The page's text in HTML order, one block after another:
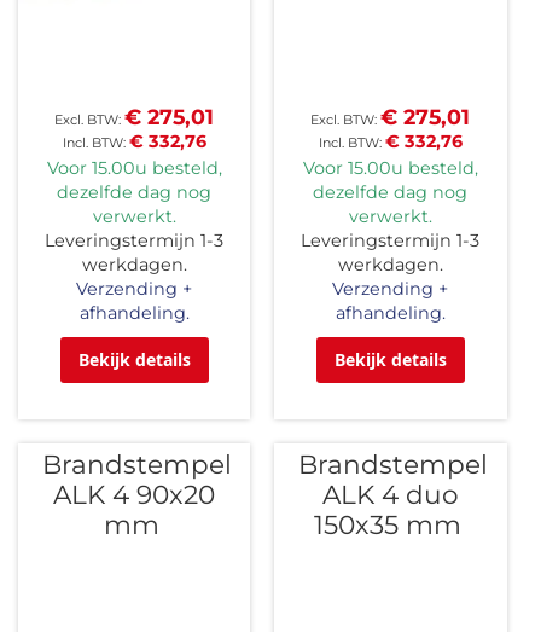
€ 332,76
€ 275,01
Voor 15.00u besteld,
dezelfde dag nog
verwerkt.
Leveringstermijn 1-3
werkdagen.
Verzending +
afhandeling.
Bekijk details
€ 332,76
€ 275,01
Voor 15.00u besteld,
dezelfde dag nog
verwerkt.
Leveringstermijn 1-3
werkdagen.
Verzending +
afhandeling.
Bekijk details
Brandstempel
ALK 4 90x20
mm
Brandstempel
ALK 4 duo
150x35 mm